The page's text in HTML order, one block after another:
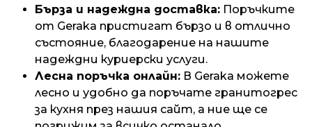
Бърза и надеждна доставка: Поръчките
от Geraka пристигат бързо и в отлично
състояние, благодарение на нашите
надеждни куриерски услуги.
Лесна поръчка онлайн: В Geraka можете
лесно и удобно да поръчате гранитогрес
за кухня през нашия сайт, а ние ще се